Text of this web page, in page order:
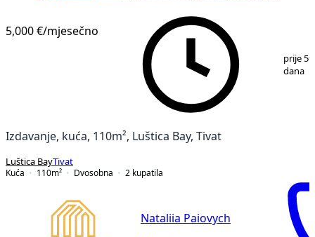
5,000 €/mjesečno
prije 59
dana
Izdavanje, kuća, 110m², Luštica Bay, Tivat
Luštica BayTivat
Kuća
110m² Dvosobna 2 kupatila
Nataliia Paiovych